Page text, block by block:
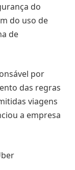
do
do uso de
de
por
das regras
viagens
a empresa